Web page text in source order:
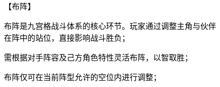
【布阵】
布阵是九宫格战斗体系的核心环节。玩家通过调整主角与伙伴
在阵中的站位，直接影响战斗胜负；
需根据对手阵容及己方角色特性灵活布阵，以智取胜；
布阵仅可在当前阵型允许的空位内进行调整；